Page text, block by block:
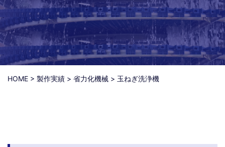
HOME > 製作実績 > 省力化機械 > 玉ねぎ洗浄機